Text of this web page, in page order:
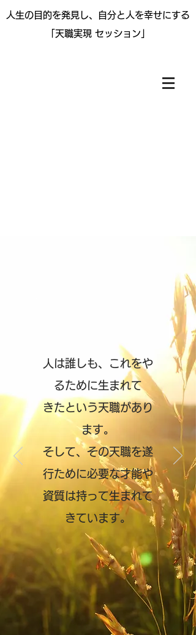
人生の目的を発見し、自分と人を幸せにする
「天職実現 セッション」
人は誰しも、これをや
るために生まれて
きたという天職があり
ます。
そして、その天職を遂
行ために必要な才能や
資質は持って生まれて
きています。